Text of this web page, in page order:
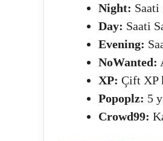
Night: Saati
Day: Saati
Evening:
NoWanted:
XP: Çift XP
Popoplz: 5
Crowd99: